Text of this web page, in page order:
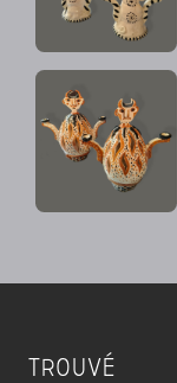
TROUVÉ